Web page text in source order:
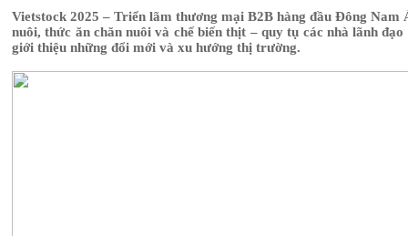
Vietstock 2025 – Triển lãm thương mại B2B hàng đầu Đông Nam
nuôi, thức ăn chăn nuôi và chế biến thịt – quy tụ các nhà lãnh đạo
giới thiệu những đổi mới và xu hướng thị trường.